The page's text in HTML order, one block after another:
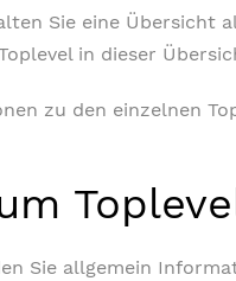
Sie eine Übersicht
in dieser
zu den einzelnen
Sie allgemein